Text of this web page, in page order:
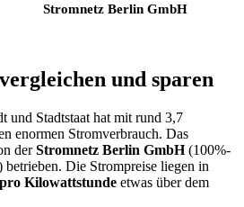
Stromnetz Berlin GmbH
und sparen
und Stadtstaat hat mit rund 3,7
enormen Stromverbrauch. Das
derStromnetz Berlin GmbH(100%-
Die Strompreise liegen in
Kilowattstunde etwas über dem